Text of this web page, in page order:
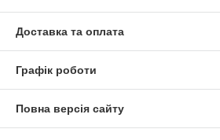
Доставка та оплата
Графік роботи
Повна версія сайту